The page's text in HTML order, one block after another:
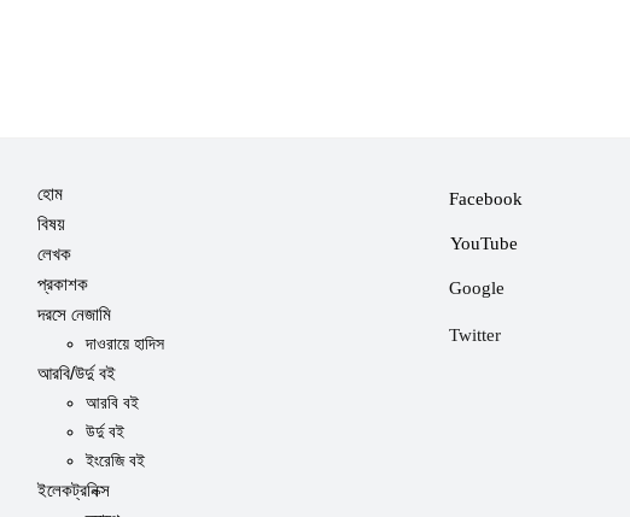
হোম
বিষয়
লেখক
প্রকাশক
দরসে নেজামি
দাওরায়ে হাদিস
আরবি/উর্দু বই
আরবি বই
উর্দু বই
ইংরেজি বই
ইলেকট্রনিক্স
Facebook
YouTube
Google
Twitter